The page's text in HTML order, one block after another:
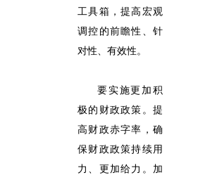
工具箱，提高宏观
调控的前瞻性、针
对性、有效性。
要实施更加积
极的财政政策。提
高财政赤字率，确
保财政政策持续用
力、更加给力。加